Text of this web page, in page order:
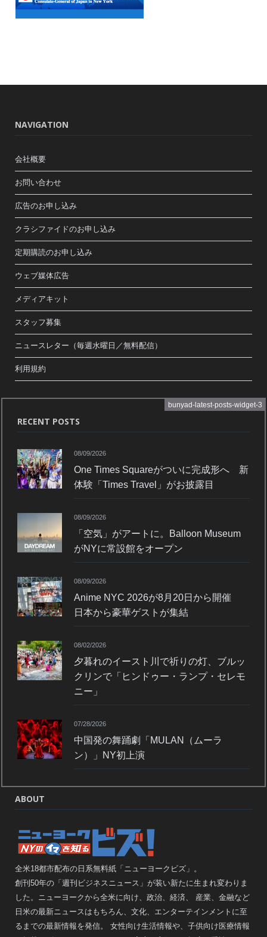
NAVIGATION
会社概要
お問い合わせ
広告のお申し込み
クラシファイドのお申し込み
定期購読のお申し込み
ウェブ媒体広告
メディアキット
スタッフ募集
ニュースレター（毎週水曜日／無料配信）
利用規約
bunyad-latest-posts-widget-3
RECENT POSTS
08/09/2026
One Times Squareがついに完成形へ 新
体験「Times Travel」がお披露目
08/09/2026
「空気」がアートに。Balloon Museum
がNYに常設館をオープン
08/09/2026
Anime NYC 2026が8月20日から開催
日本から豪華ゲストが集結
08/02/2026
夕暮れのイースト川で祈りの灯、ブルッ
クリンで「ヒンドゥー・ランプ・セレモ
ニー」
07/28/2026
中国発の舞踊劇「MULAN（ムーラ
ン）」NY初上演
ABOUT
全米18都市配布の日系無料紙「ニューヨークビズ」。
創刊50年の「週刊ビジネスニュース」が装い新たに生まれ変わりま
した。ニューヨークから全米に向け、政治、経済、 産業、金融など
日米の最新ニュースはもちろん、文化、エンターテインメントに至
るまでの最新情報を発信。 女性向け生活情報や、子供向け医療情報